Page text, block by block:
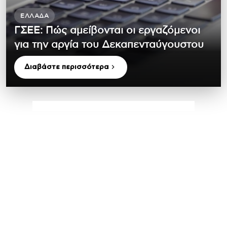
ΕΛΛΆΔΑ
ΓΣΕΕ: Πώς αμείβονται οι εργαζόμενοι
για την αργία του Δεκαπενταύγουστου
Διαβάστε περισσότερα